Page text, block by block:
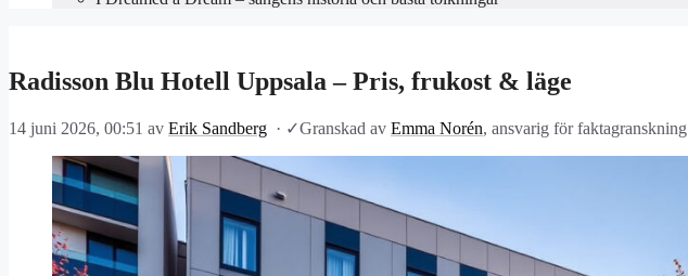
Radisson Blu Hotell Uppsala – Pris, frukost & läge
14 juni 2026, 00:51 av Erik Sandberg · ✓Granskad av Emma Norén, ansvarig för faktagranskning